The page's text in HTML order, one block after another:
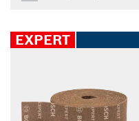
EXPERT